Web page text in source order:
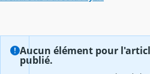
Aucun élément pour
publié.